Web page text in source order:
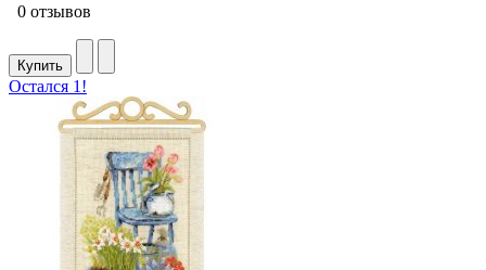
0 отзывов
Купить
Остался 1!